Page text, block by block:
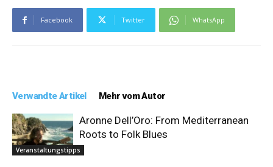
Facebook Twitter WhatsApp
Verwandte Artikel Mehr vom Autor
Veranstaltungstipps
Aronne Dell’Oro: From Mediterranean
Roots to Folk Blues